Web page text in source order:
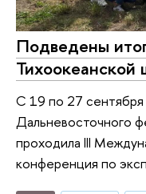
Подведены
С 19 по 27 сентября
Дальневосточного
проходила III
конференция по